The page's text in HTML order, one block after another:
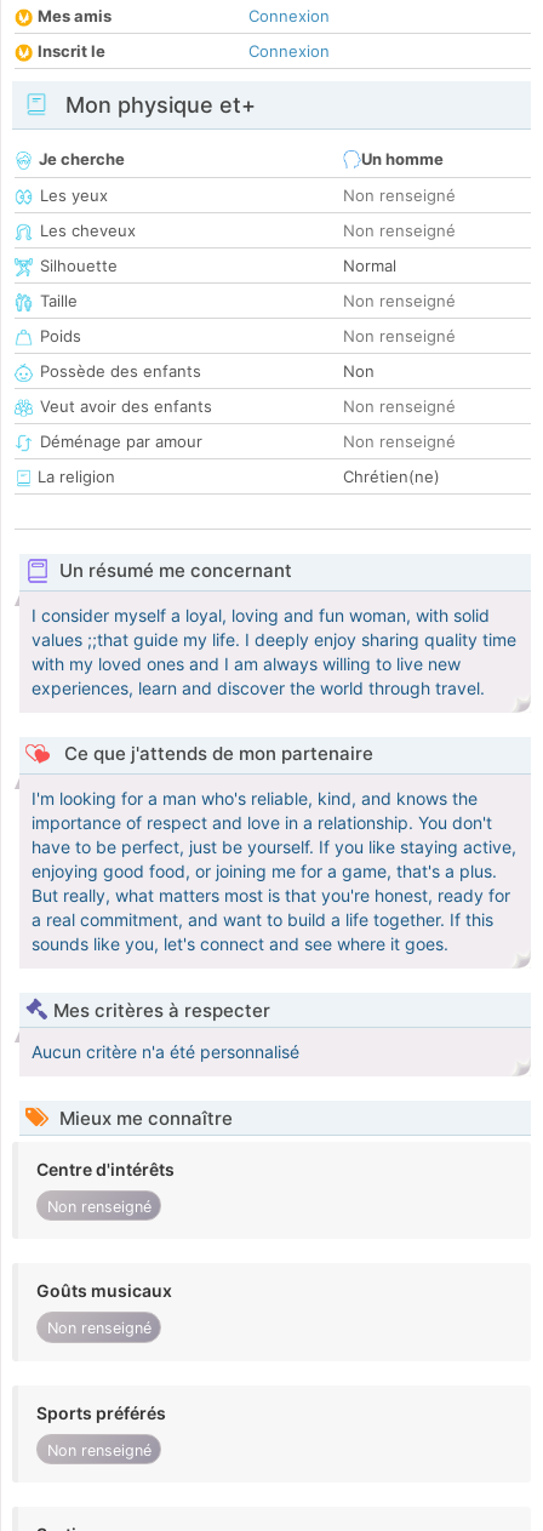
Mes amis
Connexion
Inscrit le
Connexion
Mon physique et+
Je cherche
Un homme
Les yeux
Non renseigné
Les cheveux
Non renseigné
Silhouette
Normal
Taille
Non renseigné
Poids
Non renseigné
Possède des enfants
Non
Veut avoir des enfants
Non renseigné
Déménage par amour
Non renseigné
La religion
Chrétien(ne)
Un résumé me concernant
I consider myself a loyal, loving and fun woman, with solid
values ;;that guide my life. I deeply enjoy sharing quality time
with my loved ones and I am always willing to live new
experiences, learn and discover the world through travel.
Ce que j'attends de mon partenaire
I'm looking for a man who's reliable, kind, and knows the
importance of respect and love in a relationship. You don't
have to be perfect, just be yourself. If you like staying active,
enjoying good food, or joining me for a game, that's a plus.
But really, what matters most is that you're honest, ready for
a real commitment, and want to build a life together. If this
sounds like you, let's connect and see where it goes.
Mes critères à respecter
Aucun critère n'a été personnalisé
Mieux me connaître
Centre d'intérêts
Non renseigné
Goûts musicaux
Non renseigné
Sports préférés
Non renseigné